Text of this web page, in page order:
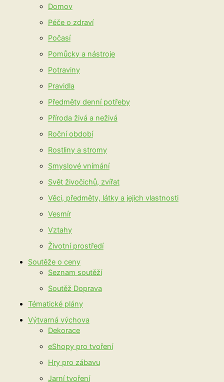
Domov
Péče o zdraví
Počasí
Pomůcky a nástroje
Potraviny
Pravidla
Předměty denní potřeby
Příroda živá a neživá
Roční období
Rostliny a stromy
Smyslové vnímání
Svět živočichů, zvířat
Věci, předměty, látky a jejich vlastnosti
Vesmír
Vztahy
Životní prostředí
Soutěže o ceny
Seznam soutěží
Soutěž Doprava
Tématické plány
Výtvarná výchova
Dekorace
eShopy pro tvoření
Hry pro zábavu
Jarní tvoření